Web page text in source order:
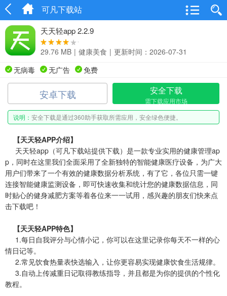
可凡下载站
天天轻app 2.2.9
29.76 MB | 健康美食 | 更新时间：2026-07-31
无病毒
无广告 免费
安卓下载 安全下载
需下载应用市场
说明： 安全下载是通过360助手获取所需应用，安全绿色便捷。
【天天轻APP介绍】
天天轻app（可凡下载站提供下载）是一款专业实用的健康管理ap
p，同时在这里我们全面采用了全新独特的智能健康医疗设备，为广大
用户们带来了一个有效的健康数据分析系统，有了它，各位只需一键
连接智能健康监测设备，即可快速收集和统计您的健康数据信息，同
时贴心的健身减肥方案等着各位来一一试用，感兴趣的朋友们快来点
击下载吧！
【天天轻APP特色】
1.每日自我评分与心情小记，你可以在这里记录你每天不一样的心
情日记等。
2.常见饮食热量表快选输入，让你更容易实现健康饮食生活规律。
3.自动上传减重日记取得教练指导，并且都是为你的提供的个性化
教程。